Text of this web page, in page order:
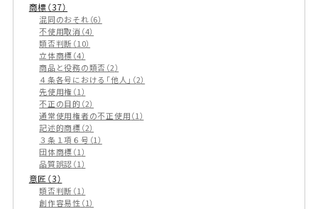
商標 37
混同のおそれ 6
不使用取消 4
類否判断 10
立体商標 4
商品と役務の類否 2
４条各号における「他人」 2
先使用権 1
不正の目的 2
通常使用権者の不正使用 1
記述的商標 2
３条１項６号 1
団体商標 1
品質誤認 1
意匠 3
類否判断 1
創作容易性 1